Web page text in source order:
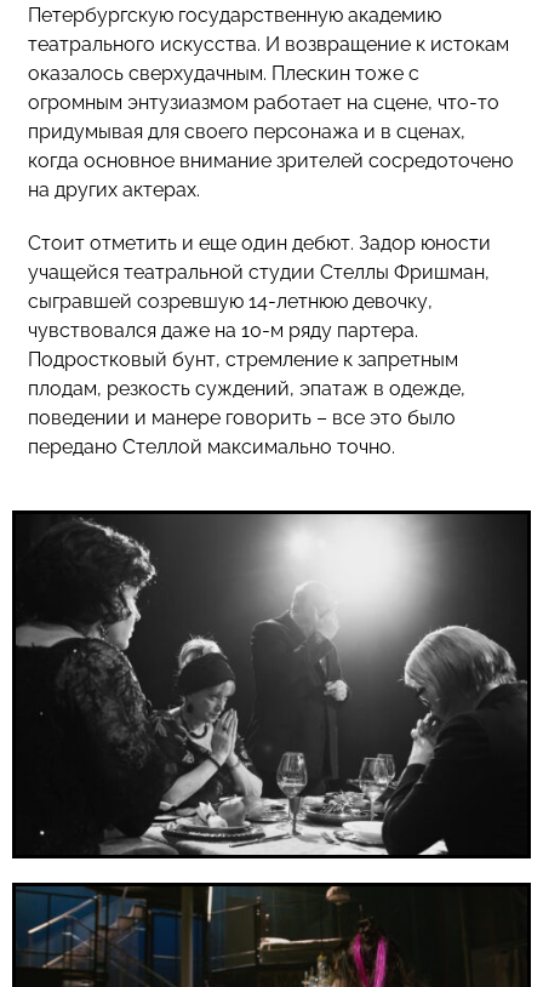
Петербургскую государственную академию
театрального искусства. И возвращение к истокам
оказалось сверхудачным. Плескин тоже с
огромным энтузиазмом работает на сцене, что-то
придумывая для своего персонажа и в сценах,
когда основное внимание зрителей сосредоточено
на других актерах.
Стоит отметить и еще один дебют. Задор юности
учащейся театральной студии Стеллы Фришман,
сыгравшей созревшую 14-летнюю девочку,
чувствовался даже на 10-м ряду партера.
Подростковый бунт, стремление к запретным
плодам, резкость суждений, эпатаж в одежде,
поведении и манере говорить – все это было
передано Стеллой максимально точно.